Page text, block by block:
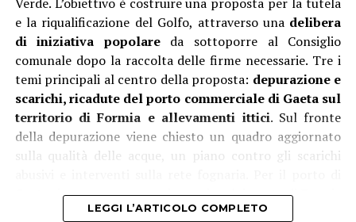
e la riqualificazione del Golfo, attraverso una delibera
di iniziativa popolareda sottoporre al Consiglio
comunale dopo la raccolta delle firme necessarie. Tre i
temi principali al centro della proposta: depurazione e
scarichi, ricadute del porto commerciale di Gaeta sul
territorio di Formia e allevamenti ittici. Sul fronte
della depurazione viene chiesto un quadro aggiornato
sulla qualità delle acque, un piano contro gli scarichi
Gaeta si propone un maggiore coinvolgimento di Formia
nelle decisioni, informazioni preventive sull’arrivo delle
LEGGI L’ARTICOLO COMPLETO